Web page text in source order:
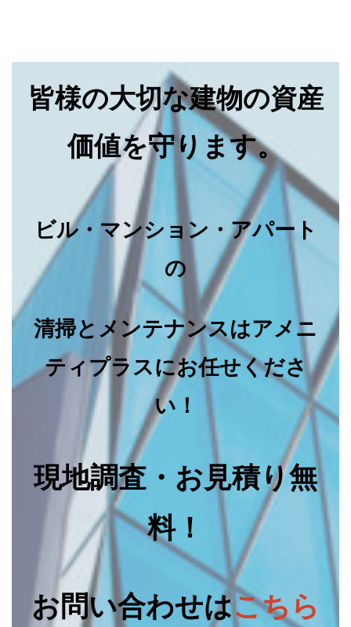
皆様の大切な建物の資産
価値を守ります。
ビル・マンション・アパート
の
清掃とメンテナンスはアメニ
ティプラスにお任せくださ
い！
現地調査・お見積り無
料！
お問い合わせはこちら